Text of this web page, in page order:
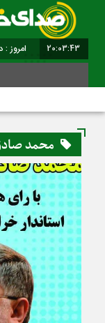
20:03:44 امروز :
محمد